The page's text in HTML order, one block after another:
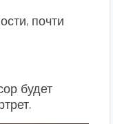
почти
будет